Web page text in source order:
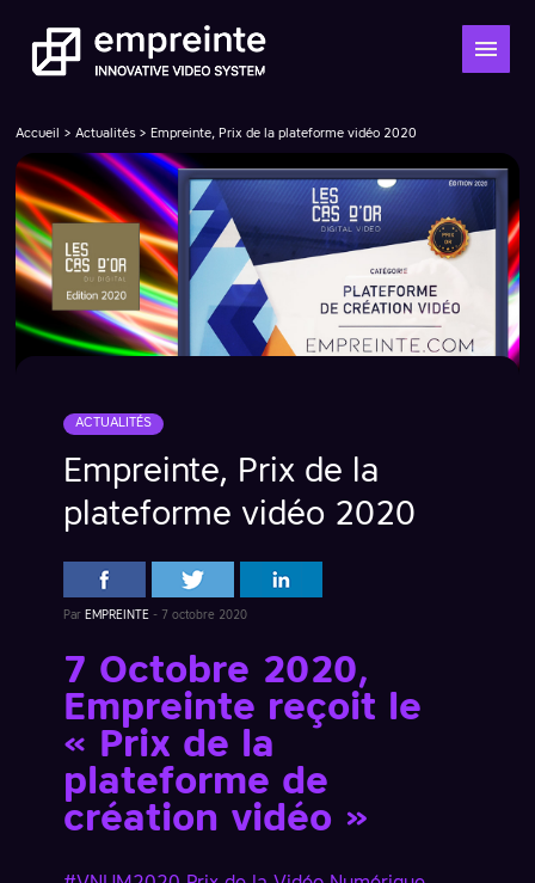
Accueil >Actualités> Empreinte, Prix de la plateforme vidéo 2020
ACTUALITÉS
Empreinte, Prix de la
plateforme vidéo 2020
Par EMPREINTE - 7 octobre 2020
7 Octobre 2020,
Empreinte reçoit le
« Prix de la
plateforme de
création vidéo »